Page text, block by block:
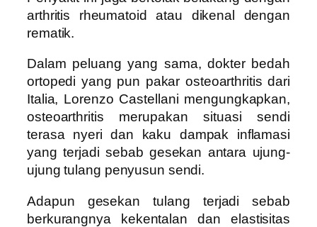
arthritis rheumatoid atau dikenal dengan
rematik.
Dalam peluang yang sama, dokter bedah
ortopedi yang pun pakar osteoarthritis dari
Italia, Lorenzo Castellani mengungkapkan,
osteoarthritis merupakan situasi sendi
terasa nyeri dan kaku dampak inflamasi
yang terjadi sebab gesekan antara ujung-
ujung tulang penyusun sendi.
Adapun gesekan tulang terjadi sebab
berkurangnya kekentalan dan elastisitas